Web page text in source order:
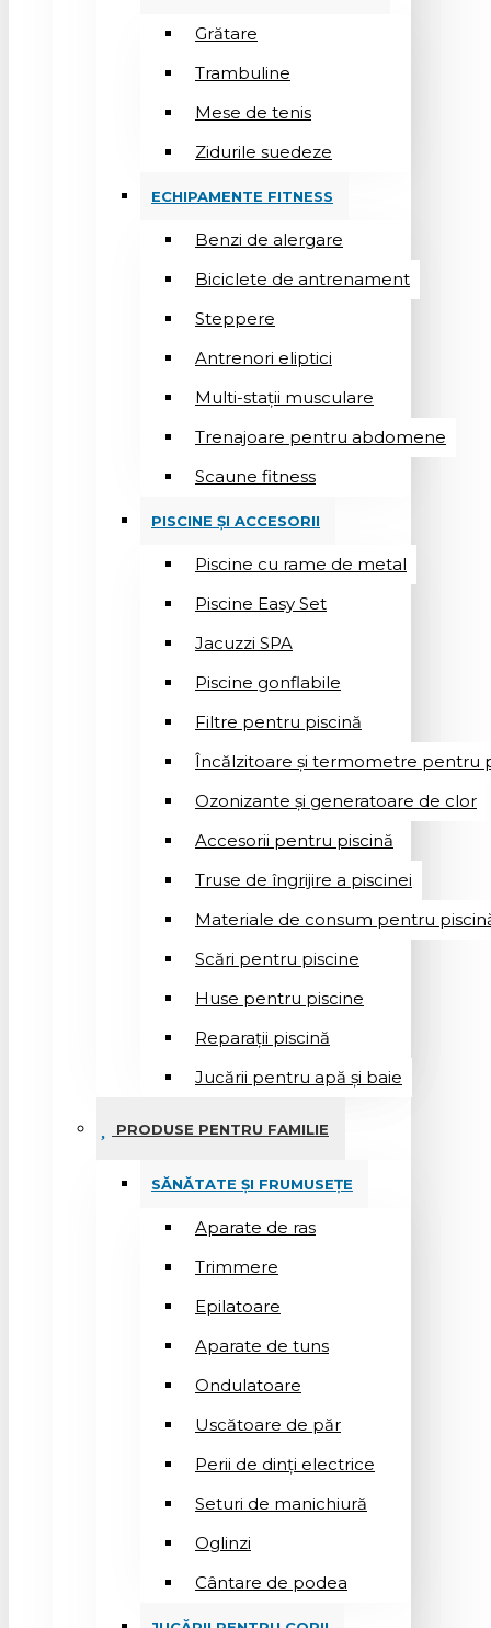
Grătare
Trambuline
Mese de tenis
Zidurile suedeze
ECHIPAMENTE FITNESS
Benzi de alergare
Biciclete de antrenament
Steppere
Antrenori eliptici
Multi-stații musculare
Trenajoare pentru abdomene
Scaune fitness
PISCINE ȘI ACCESORII
Piscine cu rame de metal
Piscine Easy Set
Jacuzzi SPA
Piscine gonflabile
Filtre pentru piscină
Încălzitoare și termometre pentru
Ozonizante și generatoare de clor
Accesorii pentru piscină
Truse de îngrijire a piscinei
Materiale de consum pentru
Scări pentru piscine
Huse pentru piscine
Reparații piscină
Jucării pentru apă și baie
PRODUSE PENTRU FAMILIE
SĂNĂTATE ȘI FRUMUSEȚE
Aparate de ras
Trimmere
Epilatoare
Aparate de tuns
Ondulatoare
Uscătoare de păr
Perii de dinți electrice
Seturi de manichiură
Oglinzi
Cântare de podea